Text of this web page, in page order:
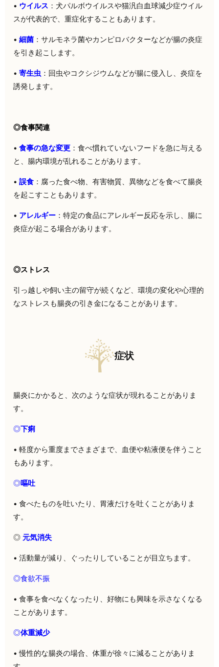
• ウイルス ：犬パルボウイルスや猫汎白血球減少症ウイル
スが代表的で、重症化することもあります。
•細菌 ：サルモネラ菌やカンピロバクターなどが腸の炎症
を引き起こします。
•寄生虫 ：回虫やコクシジウムなどが腸に侵入し、炎症を
誘発します。
◎食事関連
•食事の急な変更 ：食べ慣れていないフードを急に与える
と、腸内環境が乱れることがあります。
•誤食 ：腐った食べ物、有害物質、異物などを食べて腸炎
を起こすこともあります。
• アレルギー ：特定の食品にアレルギー反応を示し、腸に
炎症が起こる場合があります。
◎ストレス
引っ越しや飼い主の留守が続くなど、環境の変化や心理的
なストレスも腸炎の引き金になることがあります。
症状
腸炎にかかると、次のような症状が現れることがありま
す。
◎下痢
• 軽度から重度までさまざまで、血便や粘液便を伴うこと
もあります。
◎嘔吐
• 食べたものを吐いたり、胃液だけを吐くことがありま
す。
◎ 元気消失
• 活動量が減り、ぐったりしていることが目立ちます。
◎食欲不振
• 食事を食べなくなったり、好物にも興味を示さなくなる
ことがあります。
◎体重減少
• 慢性的な腸炎の場合、体重が徐々に減ることがありま